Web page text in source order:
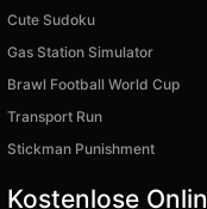
Cute Sudoku
Gas Station Simulator
Brawl Football World Cup
Transport Run
Stickman Punishment
Kostenlose